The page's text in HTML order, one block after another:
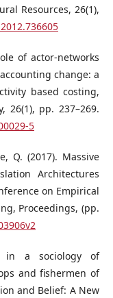
Resources, 26(1),
of actor-networks
change: a
based costing,
26(1), pp. 237–269.
5
Q. (2017). Massive
Architectures
on Empirical
Proceedings, (pp.
in a sociology of
and fishermen of
and Belief: A New